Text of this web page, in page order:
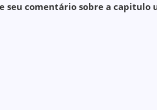
seu comentário sobre a capitulo